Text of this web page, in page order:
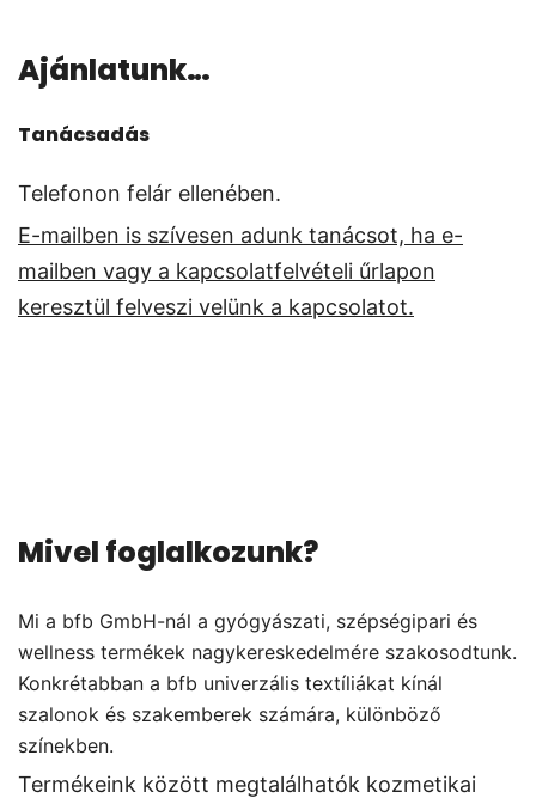
Ajánlatunk…
Tanácsadás
Telefonon felár ellenében.
E-mailben is szívesen adunk tanácsot, ha e-
mailben vagy a kapcsolatfelvételi űrlapon
keresztül felveszi velünk a kapcsolatot.
Mivel foglalkozunk?
Mi a bfb GmbH-nál a gyógyászati, szépségipari és
wellness termékek nagykereskedelmére szakosodtunk.
Konkrétabban a bfb univerzális textíliákat kínál
szalonok és szakemberek számára, különböző
színekben.
Termékeink között megtalálhatók kozmetikai